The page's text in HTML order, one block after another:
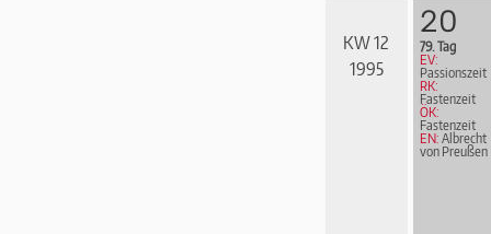
KW 12
1995
20
79. Tag
EV:
Passionszeit
RK:
Fastenzeit
ÖK:
Fastenzeit
EN: Albrecht
von Preußen